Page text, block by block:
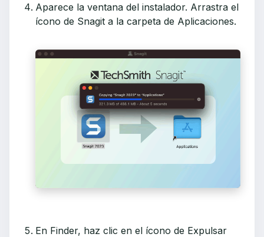
Aparece la ventana del instalador. Arrastra el
ícono de Snagit a la carpeta de Aplicaciones.
En Finder, haz clic en el ícono de Expulsar